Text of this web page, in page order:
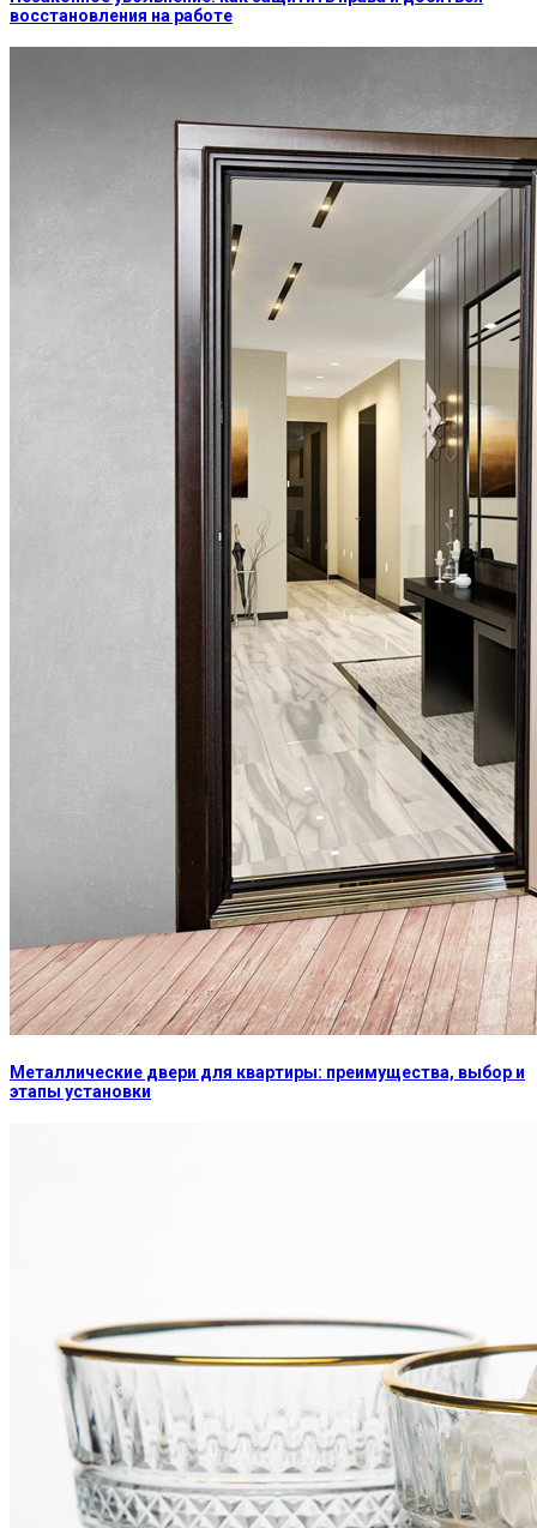
восстановления на работе
Металлические двери для квартиры: преимущества, выбор и
этапы установки